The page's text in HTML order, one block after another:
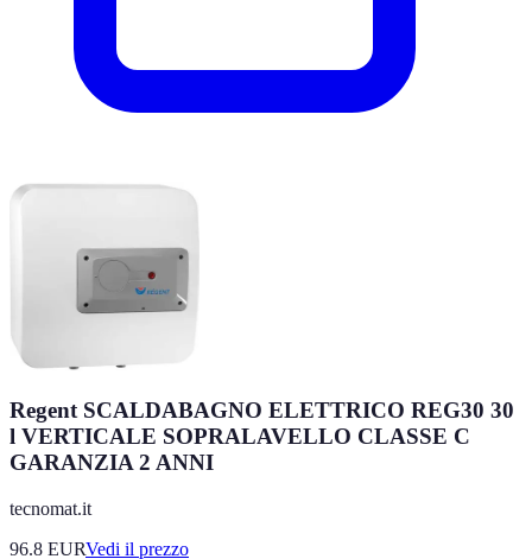
Regent SCALDABAGNO ELETTRICO REG30 30
l VERTICALE SOPRALAVELLO CLASSE C
GARANZIA 2 ANNI
tecnomat.it
96.8 EURVedi il prezzo